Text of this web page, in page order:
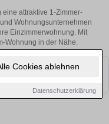
Cookies ablehnen
Datenschutzerklärung
attraktive 1-Zimmer-
Wohnungsunternehmen
Einzimmerwohnung. Mit
Wohnung in der Nähe.
finden. Schauen Sie